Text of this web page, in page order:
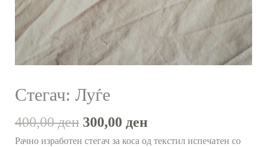
Стегач: Луѓе
400,00ден 300,00 ден
Рачно изработен стегач за коса од текстил испечатен со